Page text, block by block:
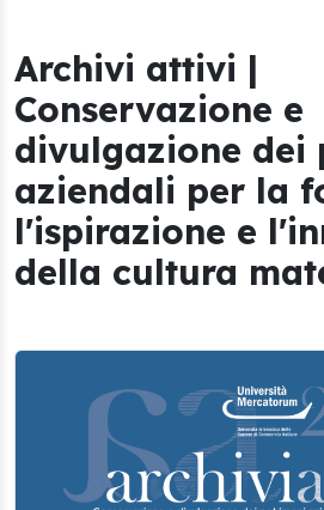
Archivi attivi |
Conservazione e
divulgazione dei
aziendali per la
l'ispirazione e
della cultura